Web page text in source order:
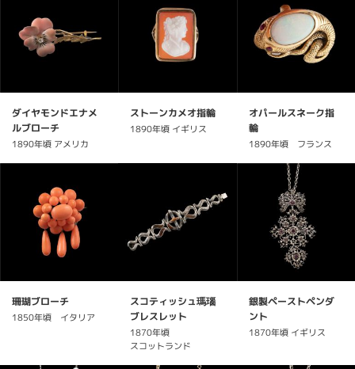
ダイヤモンドエナメ
ルブローチ
1890年頃 アメリカ
ストーンカメオ指輪
1890年頃 イギリス
オパールスネーク指
輪
1890年頃 フランス
珊瑚ブローチ
1850年頃 イタリア
スコティッシュ瑪瑙
ブレスレット
1870年頃
スコットランド
銀製ペーストペンダ
ント
1870年頃 イギリス